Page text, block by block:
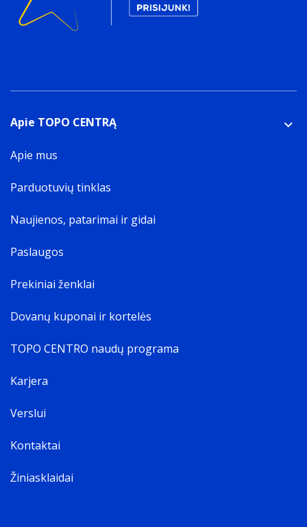
Apie TOPO CENTRĄ
Apie mus
Parduotuvių tinklas
Naujienos, patarimai ir gidai
Paslaugos
Prekiniai ženklai
Dovanų kuponai ir kortelės
TOPO CENTRO naudų programa
Karjera
Verslui
Kontaktai
Žiniasklaidai